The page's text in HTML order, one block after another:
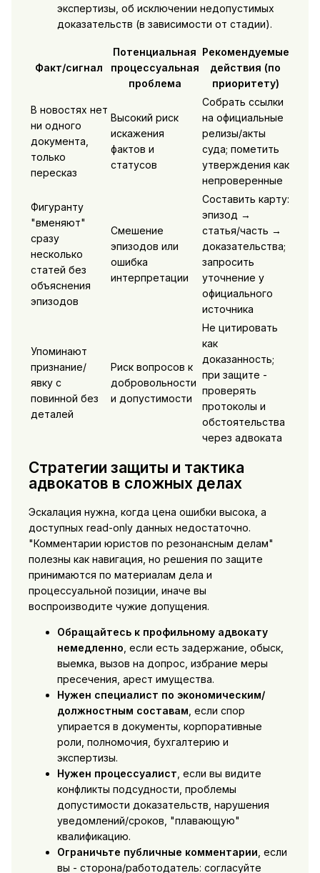
экспертизы, об исключении недопустимых
доказательств (в зависимости от стадии).
Факт/сигнал
Потенциальная
процессуальная
проблема
Рекомендуемые
действия (по
приоритету)
В новостях нет
ни одного
документа,
только
пересказ
Высокий риск
искажения
фактов и
статусов
Собрать ссылки
на официальные
релизы/акты
суда; пометить
утверждения как
непроверенные
Фигуранту
"вменяют"
сразу
несколько
статей без
объяснения
эпизодов
Смешение
эпизодов или
ошибка
интерпретации
Составить карту:
эпизод →
статья/часть →
доказательства;
запросить
уточнение у
официального
источника
Упоминают
признание/
явку с
повинной без
деталей
Риск вопросов к
добровольности
и допустимости
Не цитировать
как
доказанность;
при защите -
проверять
протоколы и
обстоятельства
через адвоката
Стратегии защиты и тактика
адвокатов в сложных делах
Эскалация нужна, когда цена ошибки высока, а
доступных read-only данных недостаточно.
"Комментарии юристов по резонансным делам"
полезны как навигация, но решения по защите
принимаются по материалам дела и
процессуальной позиции, иначе вы
воспроизводите чужие допущения.
Обращайтесь к профильному адвокату
немедленно , если есть задержание, обыск,
выемка, вызов на допрос, избрание меры
пресечения, арест имущества.
Нужен специалист по экономическим/
должностным составам , если спор
упирается в документы, корпоративные
роли, полномочия, бухгалтерию и
экспертизы.
Нужен процессуалист , если вы видите
конфликты подсудности, проблемы
допустимости доказательств, нарушения
уведомлений/сроков, "плавающую"
квалификацию.
Ограничьте публичные комментарии , если
вы - сторона/работодатель: согласуйте